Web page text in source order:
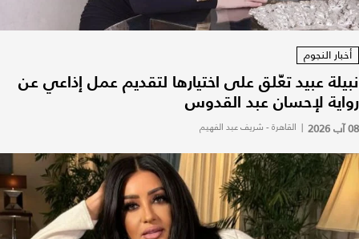
أخبار النجوم
نبيلة عبيد تعّلق على اختيارها لتقديم عمل إذاعي عن
رواية لإحسان عبد القدوس
08 آب 2026 | القاهرة - شريف عبد الفهيم